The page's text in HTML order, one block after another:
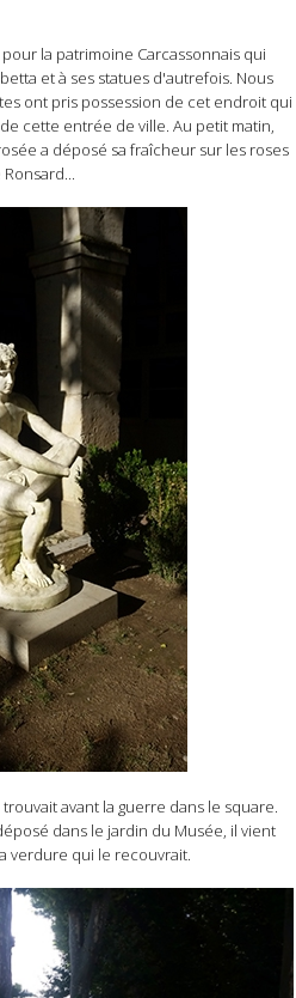
la patrimoine Carcassonnais qui
et à ses statues d'autrefois. Nous
ont pris possession de cet endroit qui
cette entrée de ville. Au petit matin,
a déposé sa fraîcheur sur les roses
Ronsard...
avant la guerre dans le square.
dans le jardin du Musée, il vient
verdure qui le recouvrait.